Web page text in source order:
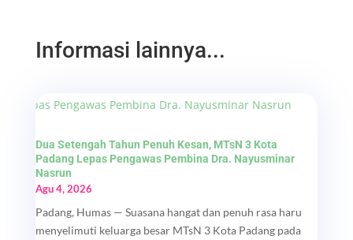
Informasi lainnya...
Dua Setengah Tahun Penuh Kesan, MTsN 3 Kota
Padang Lepas Pengawas Pembina Dra. Nayusminar
Nasrun
Agu 4, 2026
Padang, Humas — Suasana hangat dan penuh rasa haru
menyelimuti keluarga besar MTsN 3 Kota Padang pada